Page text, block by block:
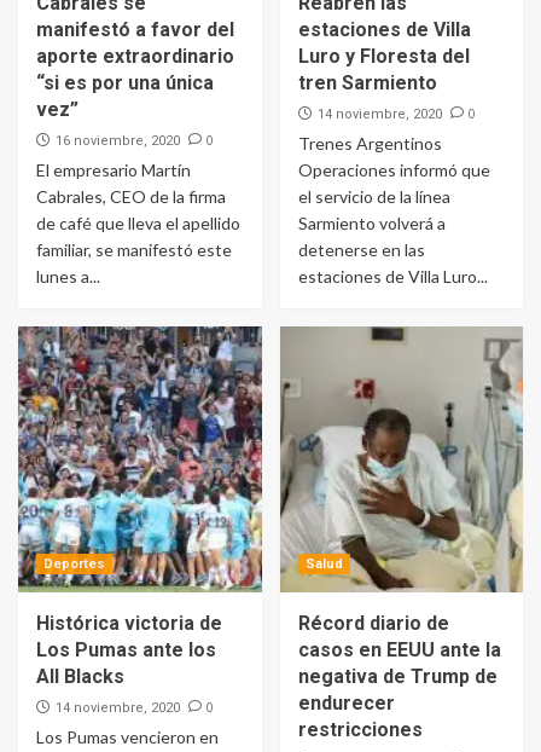
manifestó a favor del
aporte extraordinario
“si es por una única
vez”
16 noviembre, 2020 0
El empresario Martín
Cabrales, CEO de la firma
de café que lleva el apellido
familiar, se manifestó este
lunes a...
estaciones de Villa
Luro y Floresta del
tren Sarmiento
14 noviembre, 2020 0
Trenes Argentinos
Operaciones informó que
el servicio de la línea
Sarmiento volverá a
detenerse en las
estaciones de Villa Luro...
Deportes
Histórica victoria de
Los Pumas ante los
All Blacks
14 noviembre, 2020 0
Los Pumas vencieron en
Salud
Récord diario de
casos en EEUU ante la
negativa de Trump de
endurecer
restricciones